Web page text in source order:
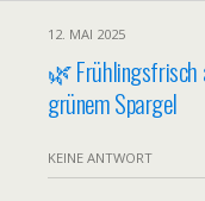
12. MAI 2025
🌿 Frühlingsfrisch
grünem Spargel
KEINE ANTWORT